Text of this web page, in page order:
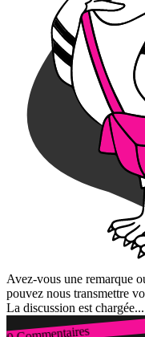
Avez-vous une remarque
pouvez nous transmettre
La discussion est chargée...